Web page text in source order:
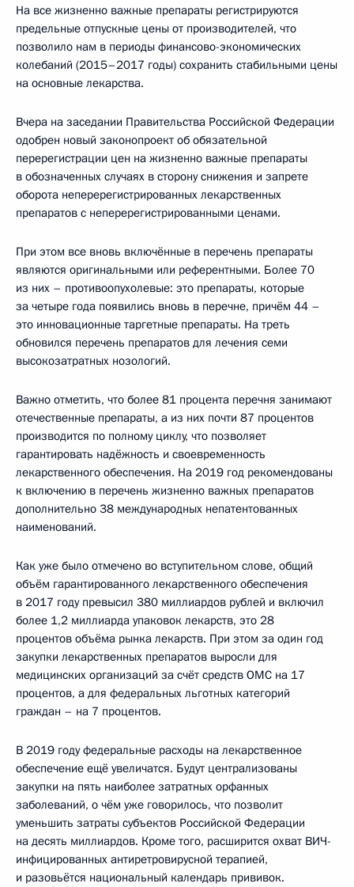
На все жизненно важные препараты регистрируются
предельные отпускные цены от производителей, что
позволило нам в периоды финансово-экономических
колебаний (2015–2017 годы) сохранить стабильными цены
на основные лекарства.
Вчера на заседании Правительства Российской Федерации
одобрен новый законопроект об обязательной
перерегистрации цен на жизненно важные препараты
в обозначенных случаях в сторону снижения и запрете
оборота неперерегистрированных лекарственных
препаратов с неперерегистрированными ценами.
При этом все вновь включённые в перечень препараты
являются оригинальными или референтными. Более 70
из них – противоопухолевые: это препараты, которые
за четыре года появились вновь в перечне, причём 44 –
это инновационные таргетные препараты. На треть
обновился перечень препаратов для лечения семи
высокозатратных нозологий.
Важно отметить, что более 81 процента перечня занимают
отечественные препараты, а из них почти 87 процентов
производится по полному циклу, что позволяет
гарантировать надёжность и своевременность
лекарственного обеспечения. На 2019 год рекомендованы
к включению в перечень жизненно важных препаратов
дополнительно 38 международных непатентованных
наименований.
Как уже было отмечено во вступительном слове, общий
объём гарантированного лекарственного обеспечения
в 2017 году превысил 380 миллиардов рублей и включил
более 1,2 миллиарда упаковок лекарств, это 28
процентов объёма рынка лекарств. При этом за один год
закупки лекарственных препаратов выросли для
медицинских организаций за счёт средств ОМС на 17
процентов, а для федеральных льготных категорий
граждан – на 7 процентов.
В 2019 году федеральные расходы на лекарственное
обеспечение ещё увеличатся. Будут централизованы
закупки на пять наиболее затратных орфанных
заболеваний, о чём уже говорилось, что позволит
уменьшить затраты субъектов Российской Федерации
на десять миллиардов. Кроме того, расширится охват ВИЧ-
инфицированных антиретровирусной терапией,
и разовьётся национальный календарь прививок.